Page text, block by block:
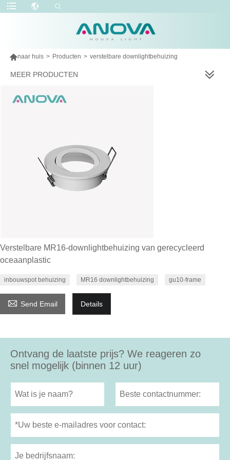
naar huis > Producten > verstelbare downlightbehuizing
MEER PRODUCTEN
Verstelbare MR16-downlightbehuizing van gerecycleerd
oceaanplastic
inbouwspot behuizing MR16 downlightbehuizing gu10-frame
 Send Email Details
Ontvang de laatste prijs? We reageren zo
snel mogelijk (binnen 12 uur)